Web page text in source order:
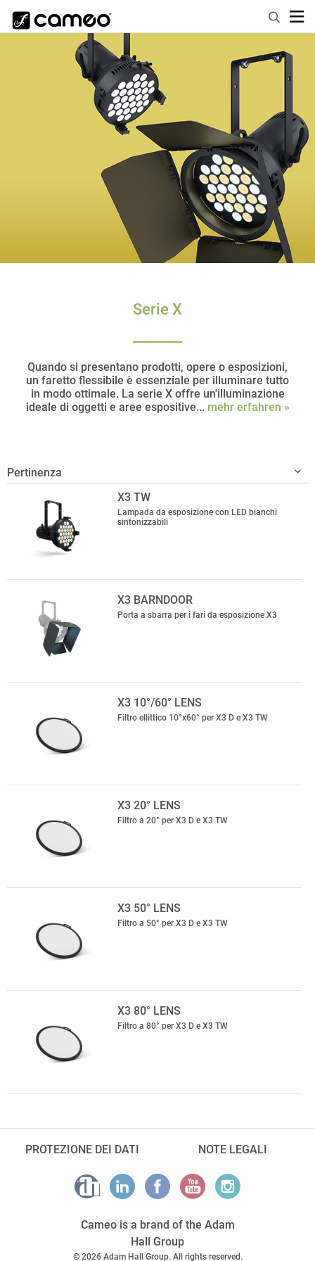
Serie X
Quando si presentano prodotti, opere o esposizioni,
un faretto flessibile è essenziale per illuminare tutto
in modo ottimale. La serie X offre un'illuminazione
ideale di oggetti e aree espositive... mehr erfahren »
X3 TW
Lampada da esposizione con LED bianchi
sintonizzabili
X3 BARNDOOR
Porta a sbarra per i fari da esposizione X3
X3 10°/60° LENS
Filtro ellittico 10°x60° per X3 D e X3 TW
X3 20° LENS
Filtro a 20° per X3 D e X3 TW
X3 50° LENS
Filtro a 50° per X3 D e X3 TW
X3 80° LENS
Filtro a 80° per X3 D e X3 TW
PROTEZIONE DEI DATI NOTE LEGALI
Cameo is a brand of the Adam
Hall Group
© 2026 Adam Hall Group. All rights reserved.